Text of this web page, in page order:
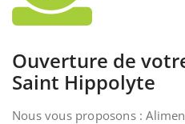
Ouverture de
Saint Hippolyte
Nous vous proposons :